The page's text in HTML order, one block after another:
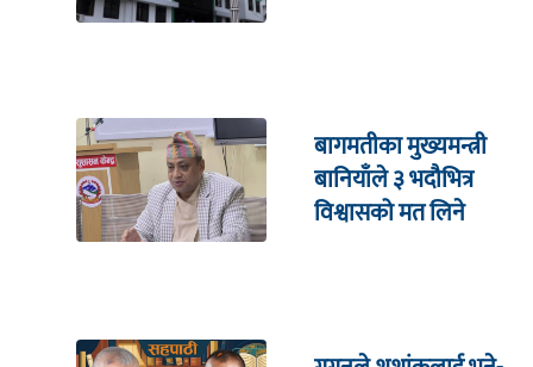
बागमतीका मुख्यमन्त्री
बानियाँले ३ भदौभित्र
विश्वासको मत लिने